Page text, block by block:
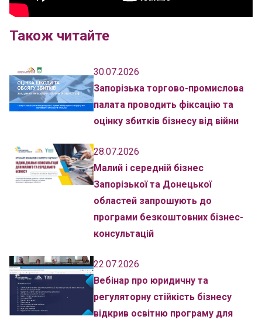
Також читайте
30.07.2026
Запорізька торгово-промислова
палата проводить фіксацію та
оцінку збитків бізнесу від війни
28.07.2026
Малий і середній бізнес
Запорізької та Донецької
областей запрошують до
програми безкоштовних бізнес-
консультацій
22.07.2026
Вебінар про юридичну та
регуляторну стійкість бізнесу
відкрив освітню програму для